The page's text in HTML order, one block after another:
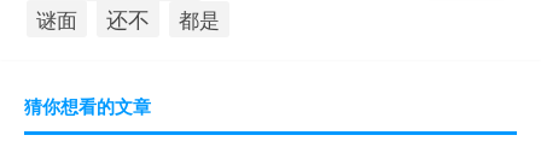
谜面 还不 都是
猜你想看的文章